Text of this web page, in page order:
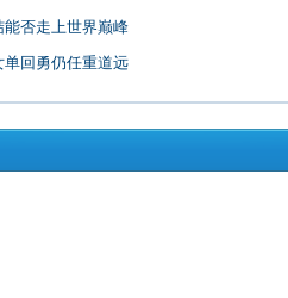
否走上世界巅峰
回勇仍任重道远